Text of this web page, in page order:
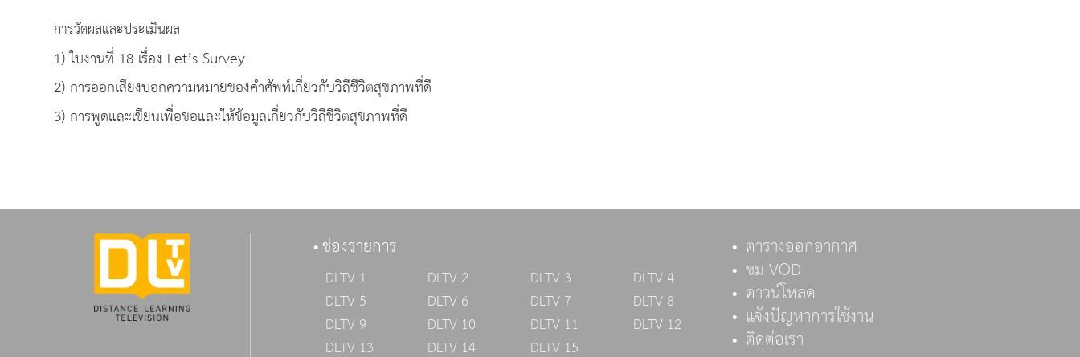
การวัดผลและประเมินผล
1) ใบงานที่ 18 เรื่อง Let’s Survey
2) การออกเสียงบอกความหมายของคำศัพท์เกี่ยวกับวิถีชีวิตสุขภาพที่ดี
3) การพูดและเขียนเพื่อขอและให้ข้อมูลเกี่ยวกับวิถีชีวิตสุขภาพที่ดี
ช่องรายการ
DLTV 1 DLTV 2 DLTV 3
DLTV 4
DLTV 5
DLTV 6 DLTV 7
DLTV 8
DLTV 9
DLTV 10 DLTV 11
DLTV 12
DLTV 13
DLTV 14 DLTV 15
ตารางออกอากาศ
ชม VOD
ดาวน์โหลด
แจ้งปัญหาการใช้งาน
ติดต่อเรา